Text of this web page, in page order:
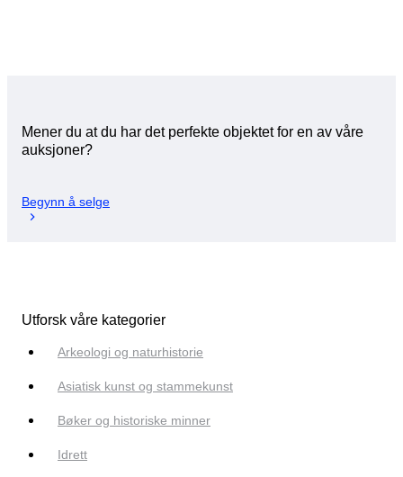
Mener du at du har det perfekte objektet for en av våre
auksjoner?
Begynn å selge
Utforsk våre kategorier
Arkeologi og naturhistorie
Asiatisk kunst og stammekunst
Bøker og historiske minner
Idrett